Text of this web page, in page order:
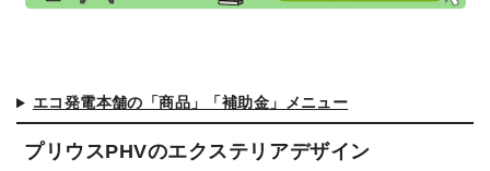
エコ発電本舗の「商品」「補助金」メニュー
プリウスPHVのエクステリアデザイン